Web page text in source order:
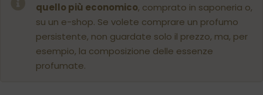
quello più economico, comprato in saponeria o,
su un e-shop. Se volete comprare un profumo
persistente, non guardate solo il prezzo, ma, per
esempio, la composizione delle essenze
profumate.